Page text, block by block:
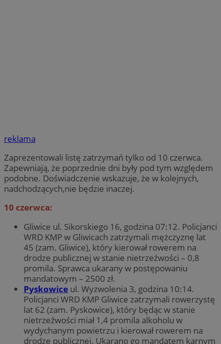
reklama
Zaprezentowali listę zatrzymań tylko od 10 czerwca.
Zapewniają, że poprzednie dni były pod tym względem
podobne. Doświadczenie wskazuje, że w kolejnych,
nadchodzących,nie będzie inaczej.
10 czerwca:
Gliwice ul. Sikorskiego 16, godzina 07:12. Policjanci
WRD KMP w Gliwicach zatrzymali mężczyznę lat
45 (zam. Gliwice), który kierował rowerem na
drodze publicznej w stanie nietrzeźwości – 0,8
promila. Sprawca ukarany w postępowaniu
mandatowym – 2500 zł.
Pyskowice ul. Wyzwolenia 3, godzina 10:14.
Policjanci WRD KMP Gliwice zatrzymali rowerzystę
lat 62 (zam. Pyskowice), który będąc w stanie
nietrzeźwości miał 1,4 promila alkoholu w
wydychanym powietrzu i kierował rowerem na
drodze publicznej. Ukarano go mandatem karnym